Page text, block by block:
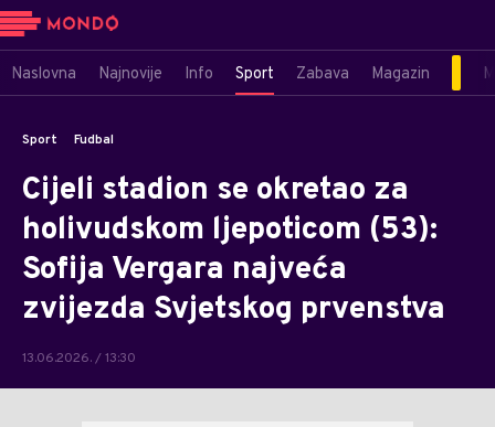
Naslovna Najnovije Info Sport Zabava Magazin
Sport Fudbal
Cijeli stadion se okretao za
holivudskom ljepoticom (53):
Sofija Vergara najveća
zvijezda Svjetskog prvenstva
13.06.2026. / 13:30